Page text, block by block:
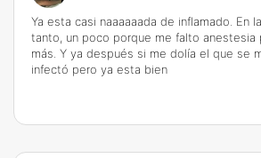
Ya esta casi naaaaaada de inflamado. En
tanto, un poco porque me falto anestesia
más. Y ya después si me dolía el que se
infectó pero ya esta bien